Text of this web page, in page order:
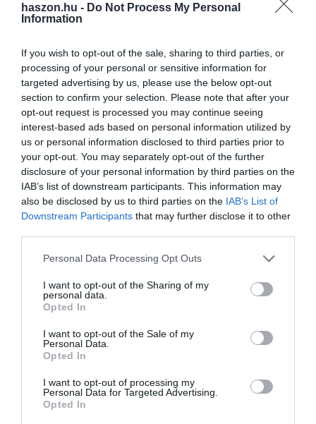
haszon.hu - Do Not Process My Personal
Information
If you wish to opt-out of the sale, sharing to third parties, or
processing of your personal or sensitive information for
targeted advertising by us, please use the below opt-out
section to confirm your selection. Please note that after your
opt-out request is processed you may continue seeing
interest-based ads based on personal information utilized by
us or personal information disclosed to third parties prior to
your opt-out. You may separately opt-out of the further
disclosure of your personal information by third parties on the
IAB’s list of downstream participants. This information may
also be disclosed by us to third parties on the IAB’s List of
Downstream Participants that may further disclose it to other
Please note that this website/app uses one or more Google
not limited to your visit or usage behaviour. You may click to
grant or deny consent to Google and its third-party tags to
use your data for below specified purposes in below Google
consent section.
Personal Data Processing Opt Outs
I want to opt-out of the Sharing of my
personal data.
Opted In
I want to opt-out of the Sale of my
Personal Data.
Opted In
I want to opt-out of processing my
Personal Data for Targeted Advertising.
Opted In
Ezért olyan ütésállók Ázsia feltörekvő gazdaságai